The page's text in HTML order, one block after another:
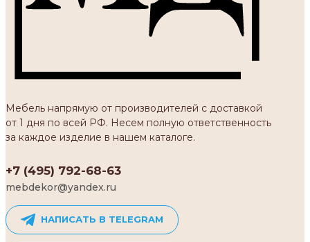
Мебель напрямую от производителей с доставкой
от 1 дня по всей РФ. Несем полную ответственность
за каждое изделие в нашем каталоге.
+7 (495) 792-68-63
mebdekor@yandex.ru
НАПИСАТЬ В TELEGRAM